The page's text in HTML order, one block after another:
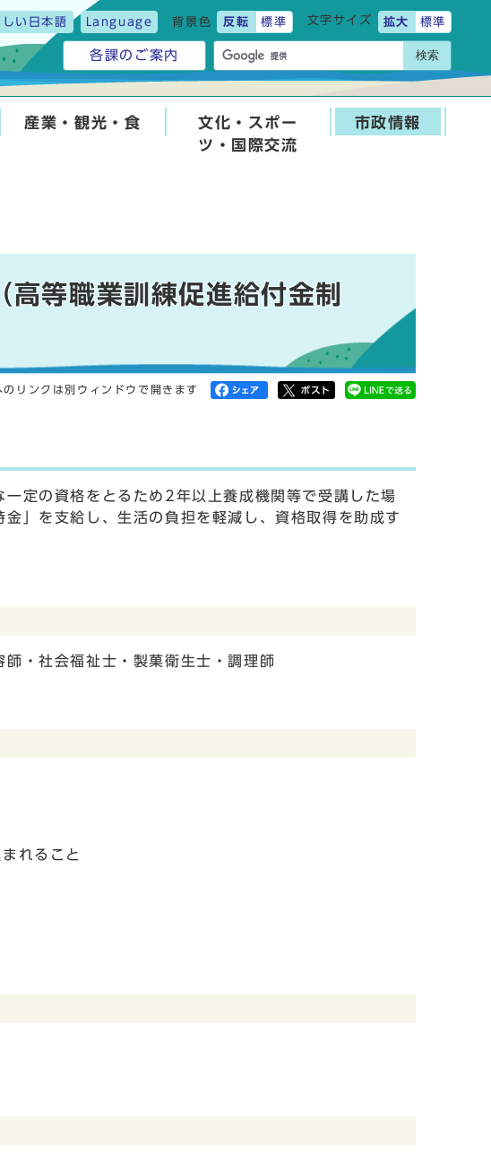
しい日本語 Language 背景色 反転 標準 文字サイズ 拡大 標準
各課のご案内 検索
産業・観光・食
文化・スポー
ツ・国際交流
市政情報
等職業訓練促進給付金制
リンクは別ウィンドウで開きます
定の資格をとるため2年以上養成機関等で受講した場
」を支給し、生活の負担を軽減し、資格取得を助成す
・社会福祉士・製菓衛生士・調理師
れること